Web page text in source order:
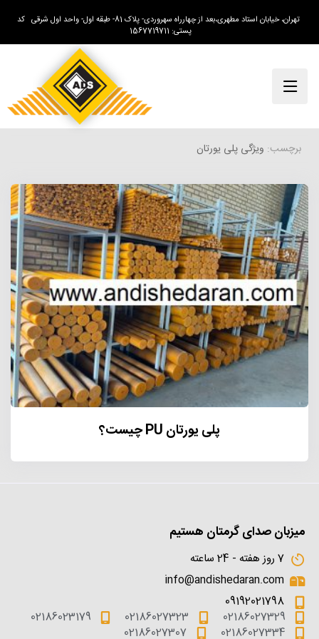
تهران، خیابان استاد مطهری،بعد از چهارراه سهروردی- پلاک 81- طبقه اول- واحد اول شرقی کد
پستی: 1567719711
برچسب: ویژگی پلی یورتان
پلی یورتان PU چیست؟
میزبان صدای گرمتان هستیم
7 روز هفته - 24 ساعته
info@andishedaran.com
09192021798
02186027329
02186027323
02186023179
02186027334
02186027307